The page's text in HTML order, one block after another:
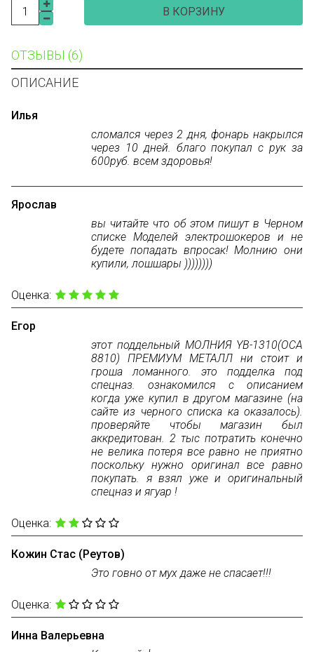
В КОРЗИНУ
ОТЗЫВЫ (6)
ОПИСАНИЕ
Илья
сломался через 2 дня, фонарь накрылся
через 10 дней. благо покупал с рук за
600руб. всем здоровья!
Ярослав
вы читайте что об этом пишут в Черном
списке Моделей электрошокеров и не
будете попадать впросак! Молнию они
купили, лошшары ))))))))
Оценка:
Егор
этот поддельный МОЛНИЯ YB-1310(ОСА
8810) ПРЕМИУМ МЕТАЛЛ ни стоит и
гроша ломанного. это подделка под
спецназ. ознакомился с описанием
когда уже купил в другом магазине (на
сайте из черного списка ка оказалось).
проверяйте чтобы магазин был
аккредитован. 2 тыс потратить конечно
не велика потеря все равно не приятно
поскольку нужно оригинал все равно
покупать. я взял уже и оригинальный
спецназ и ягуар !
Оценка:
Кожин Стас (Реутов)
Это говно от мух даже не спасает!!!
Оценка:
Инна Валерьевна